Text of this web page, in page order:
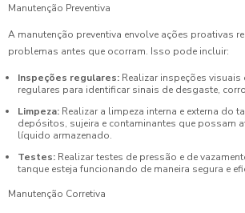
Manutenção Preventiva
A manutenção preventiva envolve ações proativas
problemas antes que ocorram. Isso pode incluir:
Inspeções regulares: Realizar inspeções visuais
regulares para identificar sinais de desgaste,
Limpeza: Realizar a limpeza interna e externa do
depósitos, sujeira e contaminantes que possam
líquido armazenado.
Testes: Realizar testes de pressão e de
tanque esteja funcionando de maneira segura e
Manutenção Corretiva